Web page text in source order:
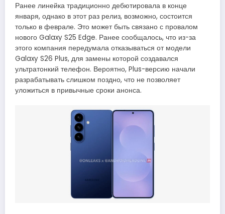
Ранее линейка традиционно дебютировала в конце
января, однако в этот раз релиз, возможно, состоится
только в феврале. Это может быть связано с провалом
нового Galaxy S25 Edge. Ранее сообщалось, что из-за
этого компания передумала отказываться от модели
Galaxy S26 Plus, для замены которой создавался
ультратонкий телефон. Вероятно, Plus-версию начали
разрабатывать слишком поздно, что не позволяет
уложиться в привычные сроки анонса.